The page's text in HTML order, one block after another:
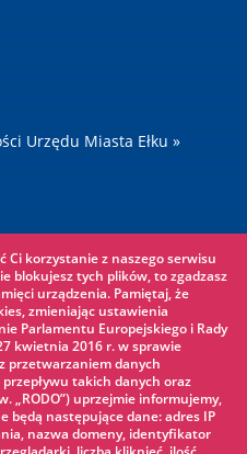
Urzędu Miasta Ełku »
Ci korzystanie z naszego serwisu
blokujesz tych plików, to zgadzasz
urządzenia. Pamiętaj, że
zmieniając ustawienia
Parlamentu Europejskiego i Rady
kwietnia 2016 r. w sprawie
przetwarzaniem danych
takich danych oraz
„RODO”) uprzejmie informujemy,
będą następujące dane: adres IP
nazwa domeny, identyfikator